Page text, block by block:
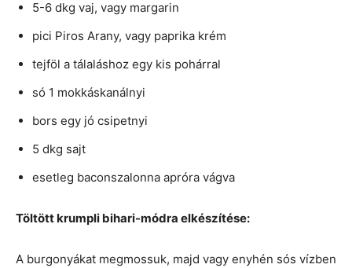
5-6 dkg vaj, vagy margarin
pici Piros Arany, vagy paprika krém
tejföl a tálaláshoz egy kis pohárral
só 1 mokkáskanálnyi
bors egy jó csipetnyi
5 dkg sajt
esetleg baconszalonna apróra vágva
Töltött krumpli bihari-módra elkészítése:
A burgonyákat megmossuk, majd vagy enyhén sós vízben